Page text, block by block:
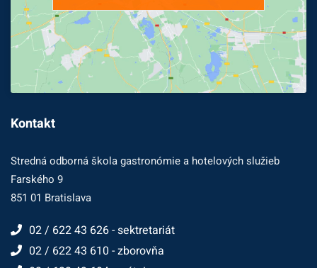
Kontakt
Stredná odborná škola gastronómie a hotelových služieb
Farského 9
851 01 Bratislava
02 / 622 43 626 - sektretariát
02 / 622 43 610 - zborovňa